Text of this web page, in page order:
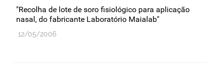
"Recolha de lote de soro fisiológico para aplicação
nasal, do fabricante Laboratório Maialab"
12/05/2006